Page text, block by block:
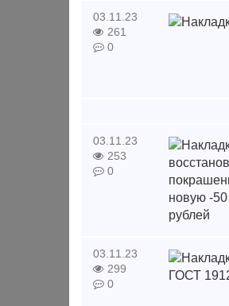
03.11.23
261
0
03.11.23
253
0
03.11.23
299
0